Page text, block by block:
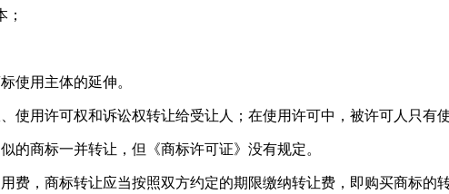
使用主体的延伸。
使用许可权和诉讼权转让给受让人；在使用许可中，被许可人只有
的商标一并转让，但《商标许可证》没有规定。
费，商标转让应当按照双方约定的期限缴纳转让费，即购买商标的转